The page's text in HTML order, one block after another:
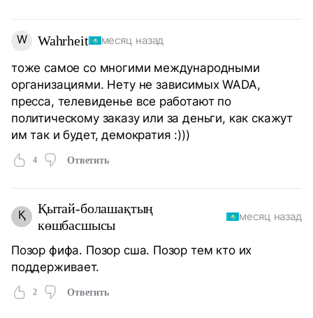
W Wahrheit месяц назад
тоже самое со многими международными
организациями. Нету не зависимых WADA,
пресса, телевиденье все работают по
политическому заказу или за деньги, как скажут
им так и будет, демократия :)))
4 Ответить
Қ
Қытай-болашақтың
көшбасшысы
месяц назад
Позор фифа. Позор сша. Позор тем кто их
поддерживает.
2 Ответить